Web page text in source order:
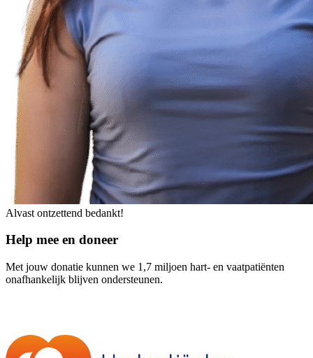
Alvast ontzettend bedankt!
Help mee en doneer
Met jouw donatie kunnen we 1,7 miljoen hart- en vaatpatiënten
onafhankelijk blijven ondersteunen.